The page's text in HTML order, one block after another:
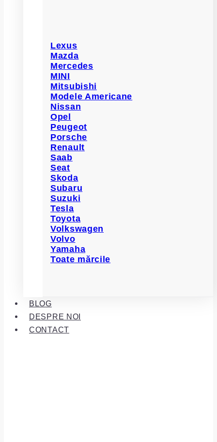
Lexus
Mazda
Mercedes
MINI
Mitsubishi
Modele Americane
Nissan
Opel
Peugeot
Porsche
Renault
Saab
Seat
Skoda
Subaru
Suzuki
Tesla
Toyota
Volkswagen
Volvo
Yamaha
Toate mărcile
BLOG
DESPRE NOI
CONTACT